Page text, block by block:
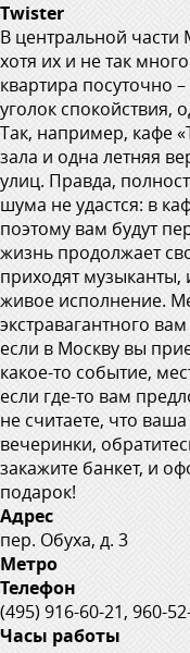
Twister
В центральной части
хотя их и не так
квартира посуточно
уголок спокойствия,
Так, например, кафе
зала и одна летняя
улиц. Правда,
шума не удастся: в
поэтому вам будут
жизнь продолжает
приходят музыканты,
живое исполнение.
экстравагантного
если в Москву вы
какое-то событие,
если где-то вам
не считаете, что
вечеринки,
закажите банкет, и
подарок!
Адрес
пер. Обуха, д. 3
Метро
Телефон
(495) 916-60-21, 960-
Часы работы